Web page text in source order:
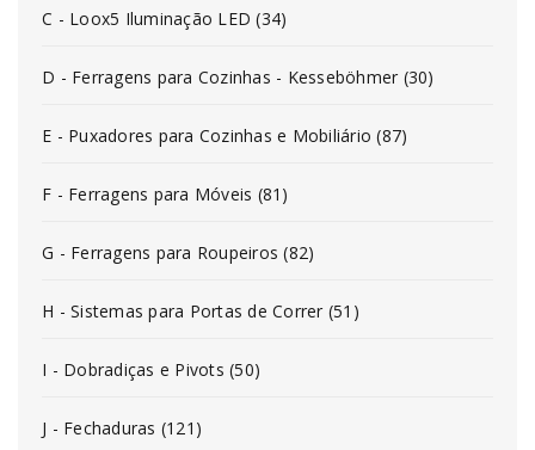
C - Loox5 Iluminação LED (34)
D - Ferragens para Cozinhas - Kesseböhmer (30)
E - Puxadores para Cozinhas e Mobiliário (87)
F - Ferragens para Móveis (81)
G - Ferragens para Roupeiros (82)
H - Sistemas para Portas de Correr (51)
I - Dobradiças e Pivots (50)
J - Fechaduras (121)